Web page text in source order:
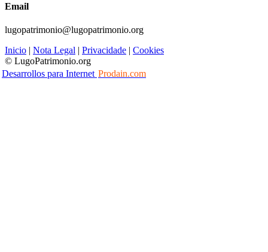
Email
lugopatrimonio@lugopatrimonio.org
Inicio | Nota Legal | Privacidade | Cookies
© LugoPatrimonio.org
Desarrollos para Internet Prodain.com